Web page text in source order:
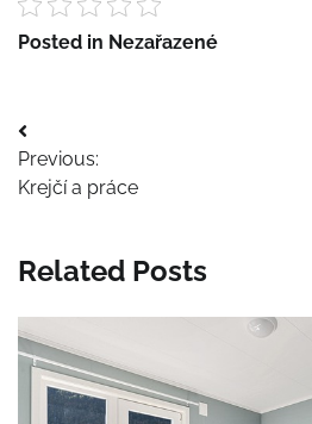
Posted in Nezařazené
Navigace
pro
Previous:
Krejčí a práce
Related Posts